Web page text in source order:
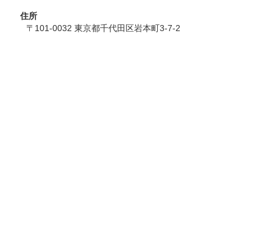
住所
〒101-0032 東京都千代田区岩本町3-7-2